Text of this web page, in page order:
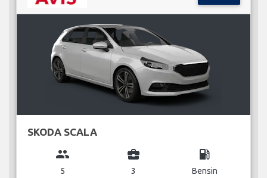
SKODA SCALA
group
5
business_center
3
local_gas_station
Bensin